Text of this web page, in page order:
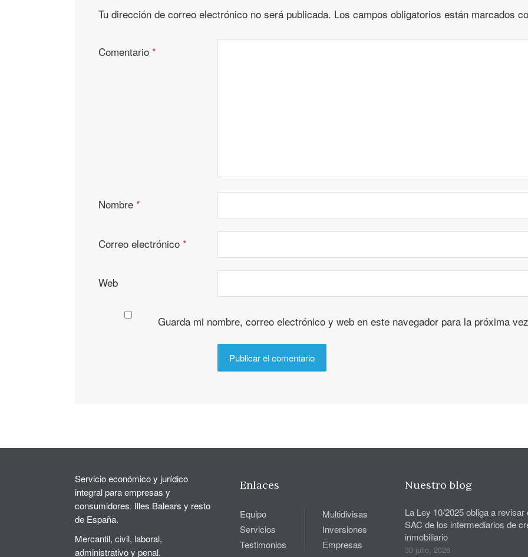
Tu dirección de correo electrónico no será publicada. Los campos obligatorios están marcados
Comentario *
Nombre *
Correo electrónico *
Web
Guarda mi nombre, correo electrónico y web en este navegador para la próxima
Servicio económico y jurídico
integral para empresas y
consumidores. Illes Balears y resto
de España.
Mercantil, civil, laboral,
administrativo y penal.
Enlaces
Equipo
Servicios
Testimonios
Multidivisas
Inversiones
Empresas
Nuestro blog
La Ley 10/2025 obliga a revisar
SAC de los intermediarios de
inmobiliario
30 julio, 2026